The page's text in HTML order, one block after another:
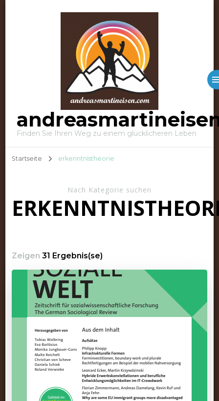
Finden Sie Ihren Weg zu einem glücklicheren Leben
Startseite erkenntnistheorie
Nach Kategorie suchen
Zeigen 31 Ergebnis(se)